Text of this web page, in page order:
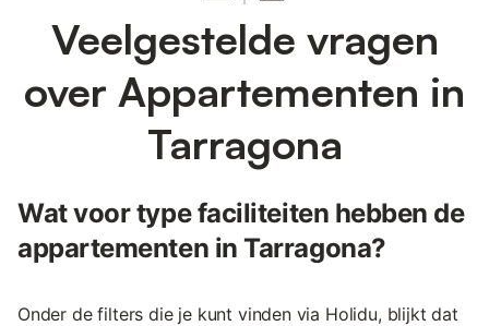
Veelgestelde vragen
over Appartementen in
Tarragona
Wat voor type faciliteiten hebben de
appartementen in Tarragona?
Onder de filters die je kunt vinden via Holidu, blijkt dat